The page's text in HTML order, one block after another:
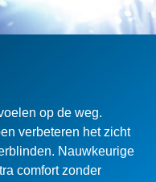
op de weg.
verbeteren het zicht
Nauwkeurige
comfort zonder